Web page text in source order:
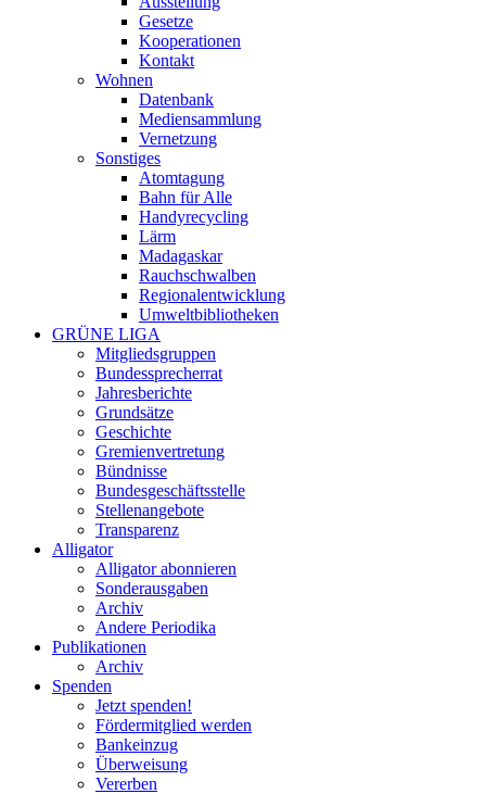
Gesetze
Kooperationen
Kontakt
Wohnen
Datenbank
Mediensammlung
Vernetzung
Sonstiges
Atomtagung
Bahn für Alle
Handyrecycling
Lärm
Madagaskar
Rauchschwalben
Regionalentwicklung
Umweltbibliotheken
GRÜNE LIGA
Mitgliedsgruppen
Bundessprecherrat
Jahresberichte
Grundsätze
Geschichte
Gremienvertretung
Bündnisse
Bundesgeschäftsstelle
Stellenangebote
Transparenz
Alligator
Alligator abonnieren
Sonderausgaben
Archiv
Andere Periodika
Publikationen
Archiv
Spenden
Jetzt spenden!
Fördermitglied werden
Bankeinzug
Überweisung
Vererben